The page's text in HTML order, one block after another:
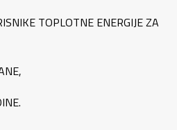
TOPLOTNE ENERGIJE ZA